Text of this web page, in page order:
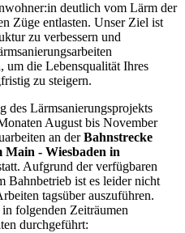
deutlich vom Lärm der
Züge entlasten. Unser Ziel ist
zu verbessern und
um die Lebensqualität Ihres
zu steigern.
des Lärmsanierungsprojekts
August bis November
an derBahnstrecke
- Wiesbaden in
Aufgrund der verfügbaren
Bahnbetrieb ist es leider nicht
tagsüber auszuführen.
folgenden Zeiträumen
durchgeführt: